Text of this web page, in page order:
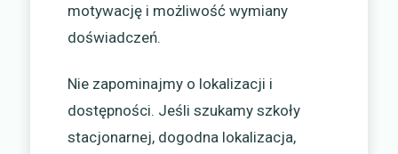
motywację i możliwość wymiany
doświadczeń.
Nie zapominajmy o lokalizacji i
dostępności. Jeśli szukamy szkoły
stacjonarnej, dogodna lokalizacja,